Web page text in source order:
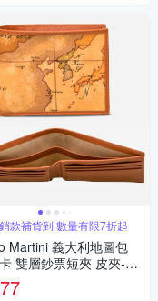
款補貨到 數量有限7折起
Martini 義大利地圖包
雙層鈔票短夾 皮夾-地
親節 七夕情人節